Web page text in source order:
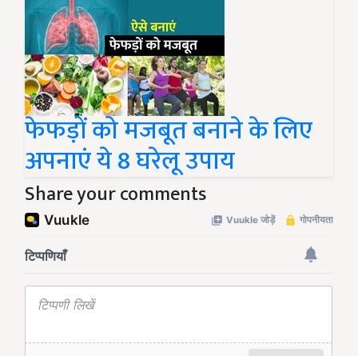
फेफड़ों को मजबूत बनाने के लिए
अपनाएं ये 8 घरेलू उपाय
Share your comments